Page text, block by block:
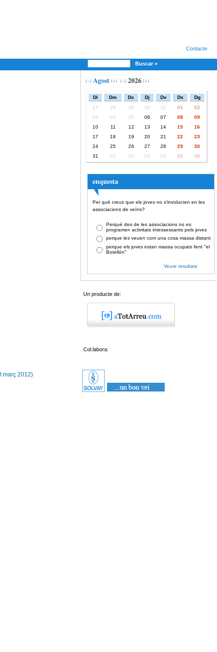
Contacte
Buscar >
març 2012)
Agost 2026
Dl Dm Dc Dj Dv Ds
Dg
27
28 29 30 31 01
02
03
04 05 06 07 08
09
10
11 12 13 14 15
16
17
18 19 20 21 22
23
24
25 26 27 28 29
30
31
01 02 03 04 05 06
enquesta
Per què creus que els joves no s'involucren en les
associacions de veïns?
Perqué des de les associacions no es
programen activitats intessessants pels joves
perque les veuen com una cosa massa distant
perque els joves estan massa ocupats fent "el
Botellón"
Veure resultats
Un producte de:
Col.labora: